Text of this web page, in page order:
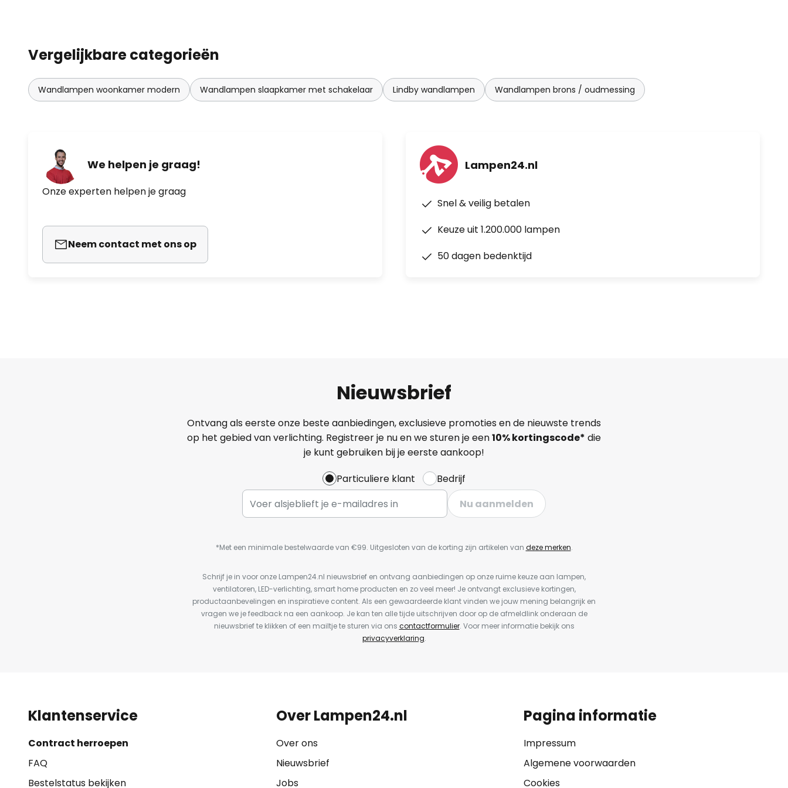
Vergelijkbare categorieën
Wandlampen woonkamer modern Wandlampen slaapkamer met schakelaar Lindby wandlampen Wandlampen brons / oudmessing
We helpen je graag!
Onze experten helpen je graag
Neem contact met ons op
Lampen24.nl
Snel & veilig betalen
Keuze uit 1.200.000 lampen
50 dagen bedenktijd
Nieuwsbrief
Ontvang als eerste onze beste aanbiedingen, exclusieve promoties en de nieuwste trends
op het gebied van verlichting. Registreer je nu en we sturen je een10% kortingscode* die
je kunt gebruiken bij je eerste aankoop!
Particuliere klant
Bedrijf
Nu aanmelden
*Met een minimale bestelwaarde van €99. Uitgesloten van de korting zijn artikelen van deze merken.
Schrijf je in voor onze Lampen24.nl nieuwsbrief en ontvang aanbiedingen op onze ruime keuze aan lampen,
ventilatoren, LED-verlichting, smart home producten en zo veel meer! Je ontvangt exclusieve kortingen,
productaanbevelingen en inspiratieve content. Als een gewaardeerde klant vinden we jouw mening belangrijk en
vragen we je feedback na een aankoop. Je kan ten alle tijde uitschrijven door op de afmeldlink onderaan de
nieuwsbrief te klikken of een mailtje te sturen via ons contactformulier. Voor meer informatie bekijk ons
privacyverklaring.
Klantenservice
Contract herroepen
FAQ
Bestelstatus bekijken
Over Lampen24.nl
Over ons
Nieuwsbrief
Jobs
Pagina informatie
Impressum
Algemene voorwaarden
Cookies